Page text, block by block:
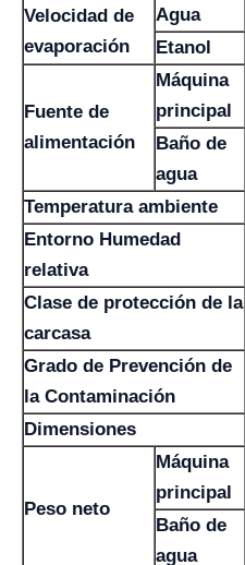
Velocidad de
evaporación
Agua
Etanol
Fuente de
alimentación
Máquina
principal
Baño de
agua
Temperatura ambiente
Entorno Humedad
relativa
Clase de protección de la
carcasa
Grado de Prevención de
la Contaminación
Dimensiones
Peso neto
Máquina
principal
Baño de
agua